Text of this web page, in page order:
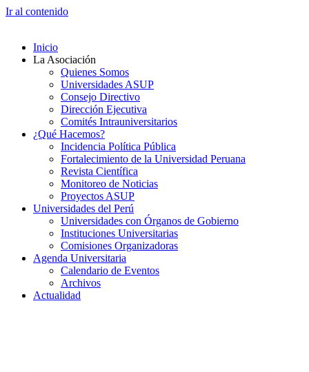
Ir al contenido
Inicio
La Asociación
Quienes Somos
Universidades ASUP
Consejo Directivo
Dirección Ejecutiva
Comités Intrauniversitarios
¿Qué Hacemos?
Incidencia Política Pública
Fortalecimiento de la Universidad Peruana
Revista Científica
Monitoreo de Noticias
Proyectos ASUP
Universidades del Perú
Universidades con Órganos de Gobierno
Instituciones Universitarias
Comisiones Organizadoras
Agenda Universitaria
Calendario de Eventos
Archivos
Actualidad